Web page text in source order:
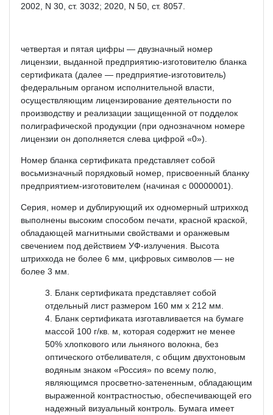
2002, N 30, ст. 3032; 2020, N 50, ст. 8057.
четвертая и пятая цифры — двузначный номер
лицензии, выданной предприятию-изготовителю бланка
сертификата (далее — предприятие-изготовитель)
федеральным органом исполнительной власти,
осуществляющим лицензирование деятельности по
производству и реализации защищенной от подделок
полиграфической продукции (при однозначном номере
лицензии он дополняется слева цифрой «0»).
Номер бланка сертификата представляет собой
восьмизначный порядковый номер, присвоенный бланку
предприятием-изготовителем (начиная с 00000001).
Серия, номер и дублирующий их одномерный штрихкод
выполнены высоким способом печати, красной краской,
обладающей магнитными свойствами и оранжевым
свечением под действием УФ-излучения. Высота
штрихкода не более 6 мм, цифровых символов — не
более 3 мм.
Бланк сертификата представляет собой
отдельный лист размером 160 мм x 212 мм.
Бланк сертификата изготавливается на бумаге
массой 100 г/кв. м, которая содержит не менее
50% хлопкового или льняного волокна, без
оптического отбеливателя, с общим двухтоновым
водяным знаком «Россия» по всему полю,
являющимся просветно-затененным, обладающим
выраженной контрастностью, обеспечивающей его
надежный визуальный контроль. Бумага имеет